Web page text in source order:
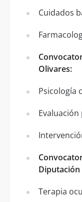
Cuidados
Olivares:
Psicología
Diputación
Terapia